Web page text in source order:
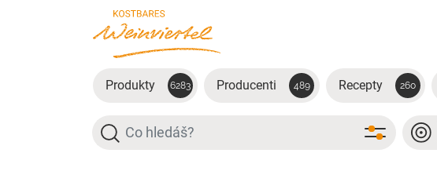
Přejít na hlavní obsah
Produkty 6283 Producenti 489 Recepty 260
Hledat